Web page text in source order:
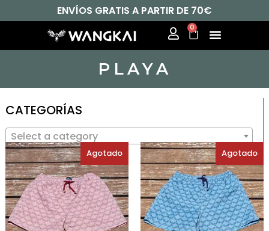
ENVÍOS GRATIS A PARTIR DE 70€
0
PLAYA
CATEGORÍAS
Select a category
Agotado Agotado